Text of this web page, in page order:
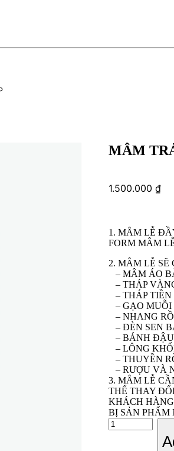
MÂM
1.500.000₫
1. MÂM LỄ
FORM MÂM
2. MÂM LỄ
– MÂM ÁO
– THÁP
– THÁP
– GẠO MUỖI
– NHANG
– ĐÈN SEN
– BÁNH
– LÔNG
– THUYỀN
– RƯỢU VÀ
3. MÂM LỄ
THỂ THAY
KHÁCH
BỊ SẢN PHẨM
MÂM
TRẢ